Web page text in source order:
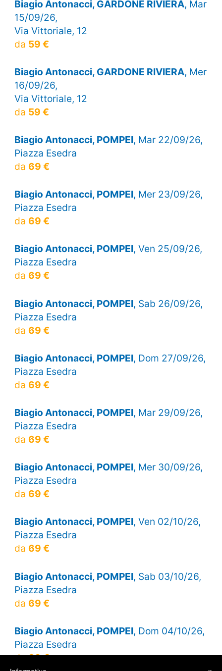
Biagio Antonacci, GARDONE RIVIERA, Mar
15/09/26,
Via Vittoriale, 12
da 59 €
Biagio Antonacci, GARDONE RIVIERA, Mer
16/09/26,
Via Vittoriale, 12
da 59 €
Biagio Antonacci, POMPEI, Mar 22/09/26,
Piazza Esedra
da 69 €
Biagio Antonacci, POMPEI, Mer 23/09/26,
Piazza Esedra
da 69 €
Biagio Antonacci, POMPEI, Ven 25/09/26,
Piazza Esedra
da 69 €
Biagio Antonacci, POMPEI, Sab 26/09/26,
Piazza Esedra
da 69 €
Biagio Antonacci, POMPEI, Dom 27/09/26,
Piazza Esedra
da 69 €
Biagio Antonacci, POMPEI, Mar 29/09/26,
Piazza Esedra
da 69 €
Biagio Antonacci, POMPEI, Mer 30/09/26,
Piazza Esedra
da 69 €
Biagio Antonacci, POMPEI, Ven 02/10/26,
Piazza Esedra
da 69 €
Biagio Antonacci, POMPEI, Sab 03/10/26,
Piazza Esedra
da 69 €
Biagio Antonacci, POMPEI, Dom 04/10/26,
Piazza Esedra
da69 €